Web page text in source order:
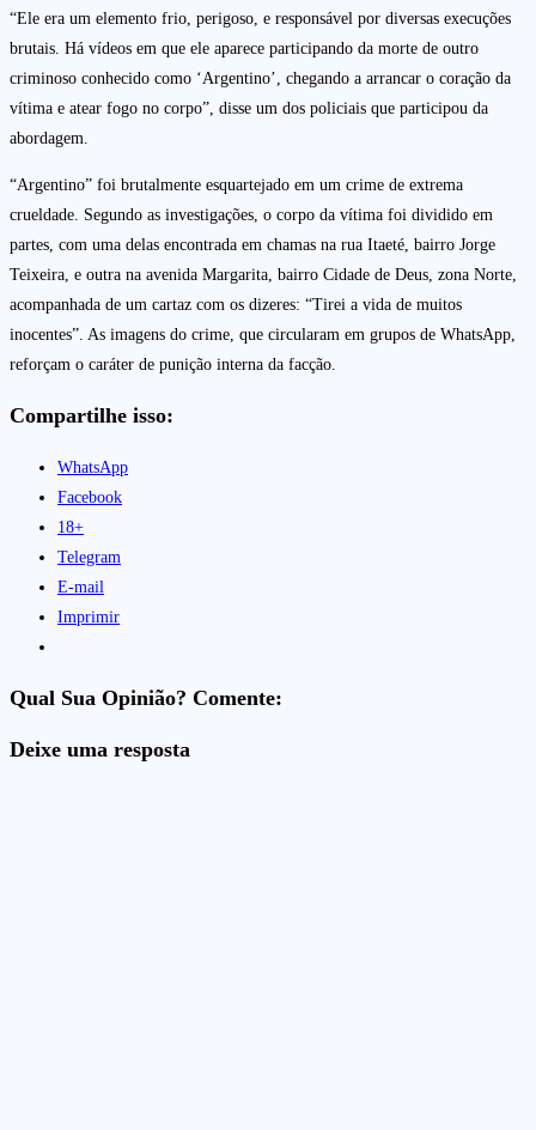
“Ele era um elemento frio, perigoso, e responsável por diversas execuções
brutais. Há vídeos em que ele aparece participando da morte de outro
criminoso conhecido como ‘Argentino’, chegando a arrancar o coração da
vítima e atear fogo no corpo”, disse um dos policiais que participou da
abordagem.
“Argentino” foi brutalmente esquartejado em um crime de extrema
crueldade. Segundo as investigações, o corpo da vítima foi dividido em
partes, com uma delas encontrada em chamas na rua Itaeté, bairro Jorge
Teixeira, e outra na avenida Margarita, bairro Cidade de Deus, zona Norte,
acompanhada de um cartaz com os dizeres: “Tirei a vida de muitos
inocentes”. As imagens do crime, que circularam em grupos de WhatsApp,
reforçam o caráter de punição interna da facção.
Compartilhe isso:
WhatsApp
Facebook
18+
Telegram
E-mail
Imprimir
Qual Sua Opinião? Comente:
Deixe uma resposta